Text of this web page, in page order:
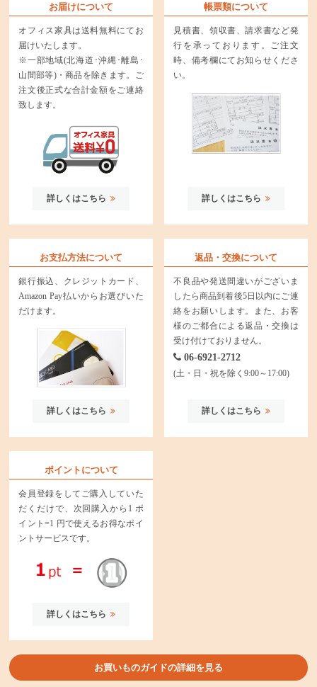
お届けについて
オフィス家具は送料無料にてお
届けいたします。
※一部地域(北海道･沖縄･離島･
山間部等)・商品を除きます。ご
注文後正式な合計金額をご連絡
致します。
詳しくはこちら
帳票類について
見積書、領収書、請求書など発
行を承っております。ご注文
時、備考欄にてお知らせくださ
い。
詳しくはこちら
お支払方法について
銀行振込、クレジットカード、
Amazon Pay払いからお選びいた
だけます。
詳しくはこちら
返品・交換について
不良品や発送間違いがございま
したら商品到着後5日以内にご連
絡をお願いします。また、お客
様のご都合による返品・交換は
受け付けておりません。
06-6921-2712
(土・日・祝を除く9:00～17:00)
詳しくはこちら
ポイントについて
会員登録をしてご購入していた
だくだけで、次回購入から1 ポ
イント=1 円で使えるお得なポイ
ントサービスです。
詳しくはこちら
お買いものガイドの詳細を見る